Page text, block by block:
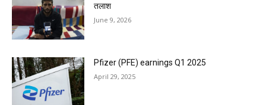
तलाश
June 9, 2026
Pfizer (PFE) earnings Q1 2025
April 29, 2025